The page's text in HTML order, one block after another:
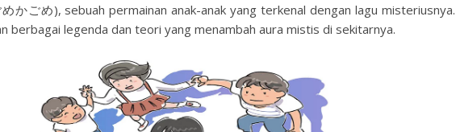
かごめ), sebuah permainan anak-anak yang terkenal dengan lagu
berbagai legenda dan teori yang menambah aura mistis di sekitarnya.